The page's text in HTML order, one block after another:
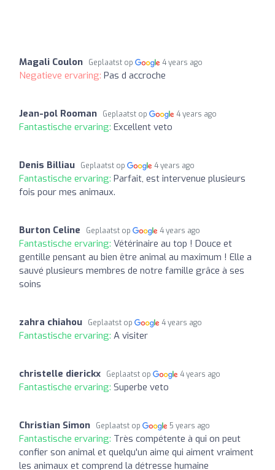
Magali Coulon Geplaatst op 4 years ago
Negatieve ervaring: Pas d accroche
Jean-pol Rooman Geplaatst op 4 years ago
Fantastische ervaring: Excellent veto
Denis Billiau Geplaatst op 4 years ago
Fantastische ervaring: Parfait, est intervenue plusieurs
fois pour mes animaux.
Burton Celine Geplaatst op 4 years ago
Fantastische ervaring: Vétérinaire au top ! Douce et
gentille pensant au bien être animal au maximum ! Elle a
sauvé plusieurs membres de notre famille grâce à ses
soins
zahra chiahou Geplaatst op 4 years ago
Fantastische ervaring: A visiter
christelle dierickx Geplaatst op 4 years ago
Fantastische ervaring: Superbe veto
Christian Simon Geplaatst op 5 years ago
Fantastische ervaring: Très compétente à qui on peut
confier son animal et quelqu'un aime qui aiment vraiment
les animaux et comprend la détresse humaine